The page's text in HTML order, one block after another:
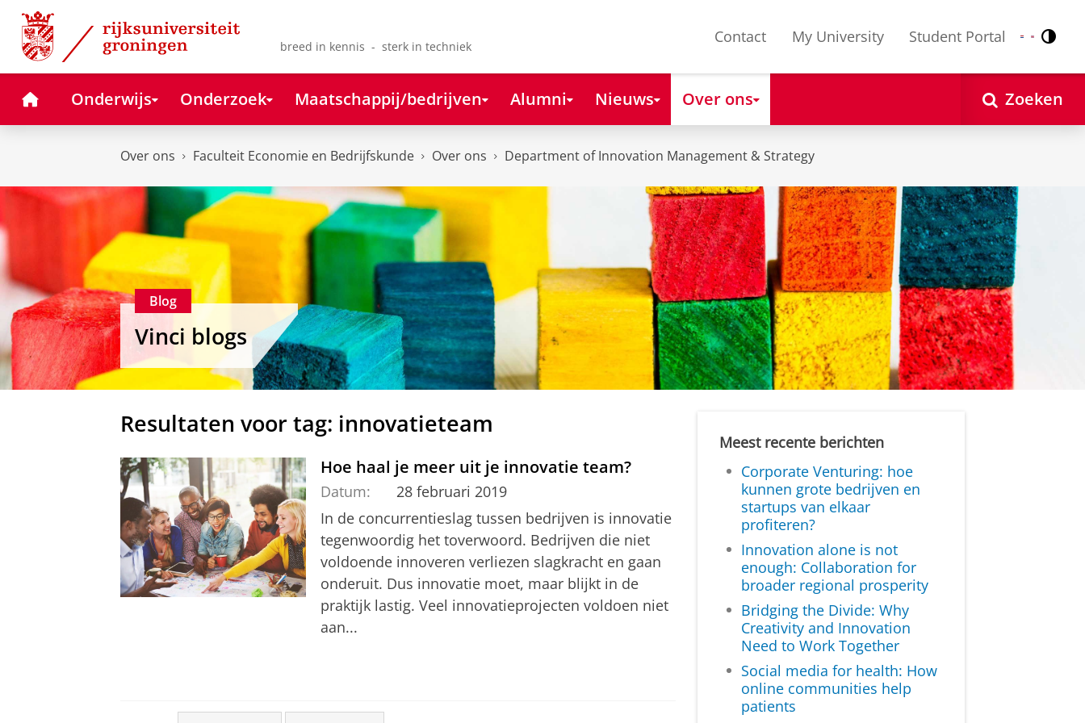
Skip
Content
Skip
Navigation
breed in kennis - sterk in techniek
Contact My University Student Portal Nederlands
English
HomeOnderwijs Onderzoek Maatschappij/bedrijven Alumni Nieuws Over ons Zoeken
Over ons Faculteit Economie en Bedrijfskunde Over ons Department of Innovation Management & Strategy
Blog
Vinci blogs
Resultaten voor tag: innovatieteam
Hoe haal je meer uit je innovatie team?
Datum:
28 februari 2019
In de concurrentieslag tussen bedrijven is innovatie
tegenwoordig het toverwoord. Bedrijven die niet
voldoende innoveren verliezen slagkracht en gaan
onderuit. Dus innovatie moet, maar blijkt in de
praktijk lastig. Veel innovatieprojecten voldoen niet
aan...
Meest recente berichten
Corporate Venturing: hoe
kunnen grote bedrijven en
startups van elkaar
profiteren?
Innovation alone is not
enough: Collaboration for
broader regional prosperity
Bridging the Divide: Why
Creativity and Innovation
Need to Work Together
Social media for health: How
online communities help
patients